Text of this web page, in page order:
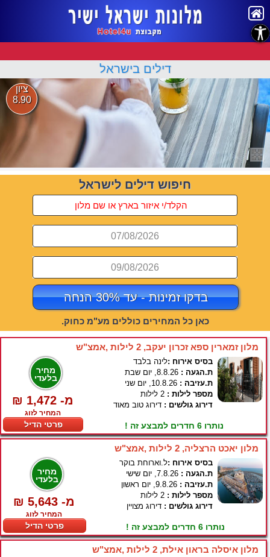
דילים בישראל
ציון
8.90
חיפוש דילים לישראל
07/08/2026
09/08/2026
בדקו זמינות - עד 30% הנחה
כאן כל המחירים כוללים מע"מ כחוק.
מלון זמארין ספא זכרון יעקב, 2 לילות ,אמצ"ש
מחיר
בלעדי
₪ 1,472 -מ
המחיר לזוג
פרטי הדיל
בסיס אירוח :לינה בלבד
ת.הגעה :
ת.עזיבה :
מספר לילות :
דירוג גולשים : דירוג טוב מאוד
נותרו 6 חדרים למבצע זה !
מלון יאכט הרצליה, 2 לילות ,אמצ"ש
מחיר
בלעדי
₪ 5,643 -מ
המחיר לזוג
פרטי הדיל
בסיס אירוח :ל.וארוחת בוקר
ת.הגעה :
ת.עזיבה :
מספר לילות :
דירוג גולשים : דירוג מצויין
נותרו 6 חדרים למבצע זה !
מלון איסלה בראון אילת, 2 לילות ,אמצ"ש
נגישות